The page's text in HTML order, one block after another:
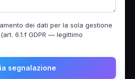
dei dati per la sola gestione
6.1.f GDPR — legittimo
segnalazione